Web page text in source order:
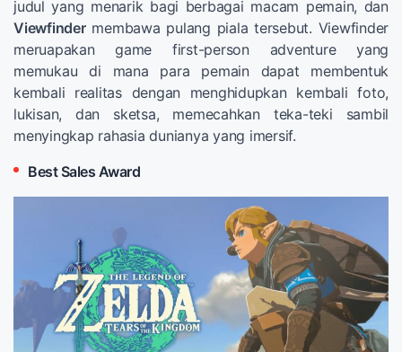
judul yang menarik bagi berbagai macam pemain, dan
Viewfindermembawa pulang piala tersebut. Viewfinder
meruapakan game first-person adventure yang
memukau di mana para pemain dapat membentuk
kembali realitas dengan menghidupkan kembali foto,
lukisan, dan sketsa, memecahkan teka-teki sambil
menyingkap rahasia dunianya yang imersif.
Best Sales Award